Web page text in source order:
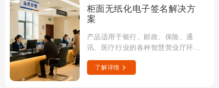
柜面无纸化电子签名解决方
案
产品适用于银行、邮政、保险、通
讯、医疗行业的各种智慧营业厅环
了解详情